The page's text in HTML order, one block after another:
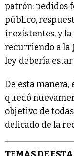
patrón: pedidos
público,
inexistentes, y
recurriendo a la
ley debería
De esta
quedó
objetivo de
delicado de la